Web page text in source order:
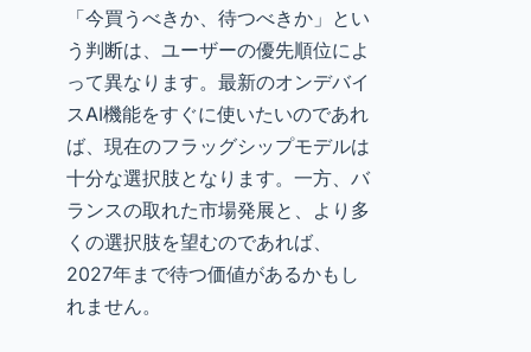
「今買うべきか、待つべきか」とい
う判断は、ユーザーの優先順位によ
って異なります。最新のオンデバイ
スAI機能をすぐに使いたいのであれ
ば、現在のフラッグシップモデルは
十分な選択肢となります。一方、バ
ランスの取れた市場発展と、より多
くの選択肢を望むのであれば、
2027年まで待つ価値があるかもし
れません。